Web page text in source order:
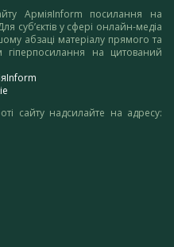
АрміяInform посилання на
суб’єктів у сфері онлайн-медіа
абзаці матеріалу прямого та
гіперпосилання на цитований
сайту надсилайте на адресу: